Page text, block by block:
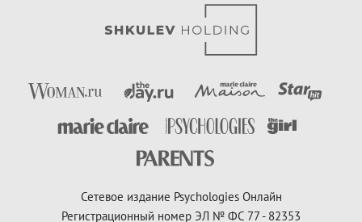
Сетевое издание Psychologies Онлайн
Регистрационный номер ЭЛ № ФС 77 - 82353